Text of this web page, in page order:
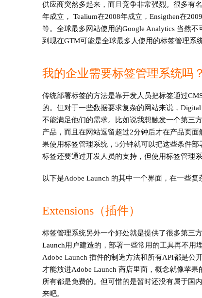
少
的
工
具
供应商突然多起来，而且竞争非常强烈。很多有
年成立， Tealium在2008年成立，Ensigthen在
等。全球最多网站使用的Google Analytics 当然不
到现在GTM可能是全球最多人使用的标签管理系统
我的企业需要标签管理系统吗？
传统部署标签的方法是靠开发人员把标签通过
的。但对于一些数据要求复杂的网站来说，
不能满足他们的需求。比如说我想触发一个第三
产品，而且在网站逗留超过2分钟后才在产品页
果使用标签管理系统，5分钟就可以把这些条件
标签还要通过开发人员的支持，但使用标签管理
以下是Adobe Launch 的其中一个界面，在一些
Extensions（插件）
标签管理系统另外一个好处就是提供了很多第三
Launch用户建造的，部署一些常用的工具再不用
Adobe Launch 插件的制造方法和所有API都是公
才能放进Adobe Launch 商店里面，概念就像苹
所有都是免费的。但可惜的是暂时还没有属于国
来吧。